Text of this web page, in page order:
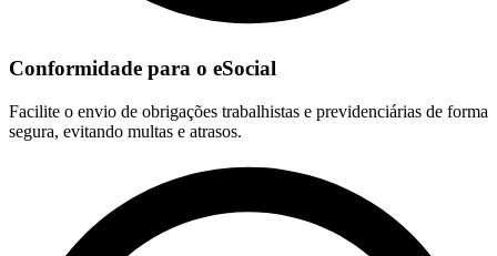
Conformidade para o eSocial
Facilite o envio de obrigações trabalhistas e previdenciárias de forma
segura, evitando multas e atrasos.